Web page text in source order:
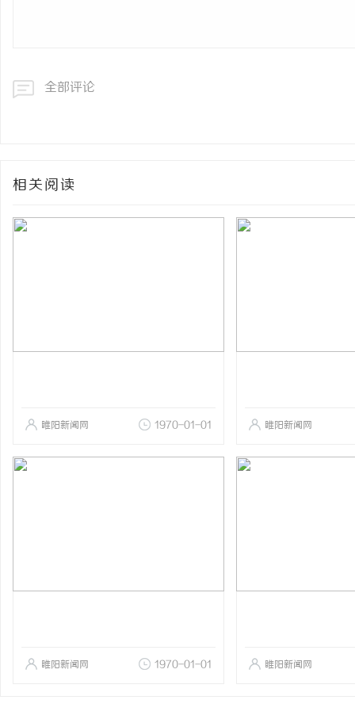
全部评论
相关阅读
睢阳新闻网 1970-01-01 睢阳新闻网
睢阳新闻网 1970-01-01 睢阳新闻网